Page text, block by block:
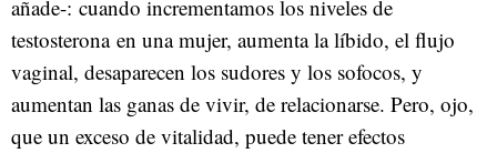
añade-: cuando incrementamos los niveles de
testosterona en una mujer, aumenta la líbido, el flujo
vaginal, desaparecen los sudores y los sofocos, y
aumentan las ganas de vivir, de relacionarse. Pero, ojo,
que un exceso de vitalidad, puede tener efectos